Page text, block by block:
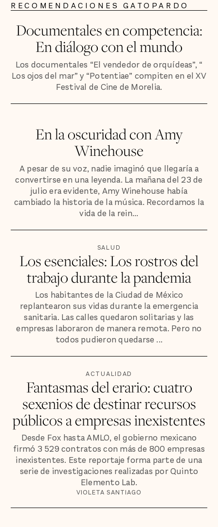
RECOMENDACIONES GATOPARDO
Documentales en competencia:
En diálogo con el mundo
Los documentales “El vendedor de orquídeas”, “
Los ojos del mar” y “Potentiae” compiten en el XV
Festival de Cine de Morelia.
En la oscuridad con Amy
Winehouse
A pesar de su voz, nadie imaginó que llegaría a
convertirse en una leyenda. La mañana del 23 de
julio era evidente, Amy Winehouse había
cambiado la historia de la música. Recordamos la
vida de la rein...
SALUD
Los esenciales: Los rostros del
trabajo durante la pandemia
Los habitantes de la Ciudad de México
replantearon sus vidas durante la emergencia
sanitaria. Las calles quedaron solitarias y las
empresas laboraron de manera remota. Pero no
todos pudieron quedarse ...
ACTUALIDAD
Fantasmas del erario: cuatro
sexenios de destinar recursos
públicos a empresas inexistentes
Desde Fox hasta AMLO, el gobierno mexicano
firmó 3 529 contratos con más de 800 empresas
inexistentes. Este reportaje forma parte de una
serie de investigaciones realizadas por Quinto
Elemento Lab.
VIOLETA SANTIAGO